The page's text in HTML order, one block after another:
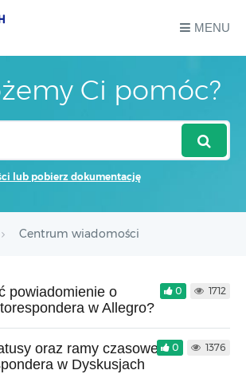
MENU
Ci pomóc?
lub pobierz dokumentację
Centrum wiadomości
powiadomienie o
w Allegro?
0 1712
oraz ramy czasowe
w Dyskusjach
0 1376